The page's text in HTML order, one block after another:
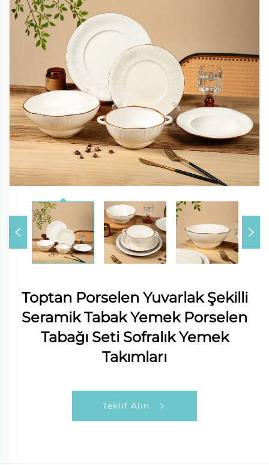
Toptan Porselen Yuvarlak Şekilli
Seramik Tabak Yemek Porselen
Tabağı Seti Sofralık Yemek
Takımları
Teklif Alın